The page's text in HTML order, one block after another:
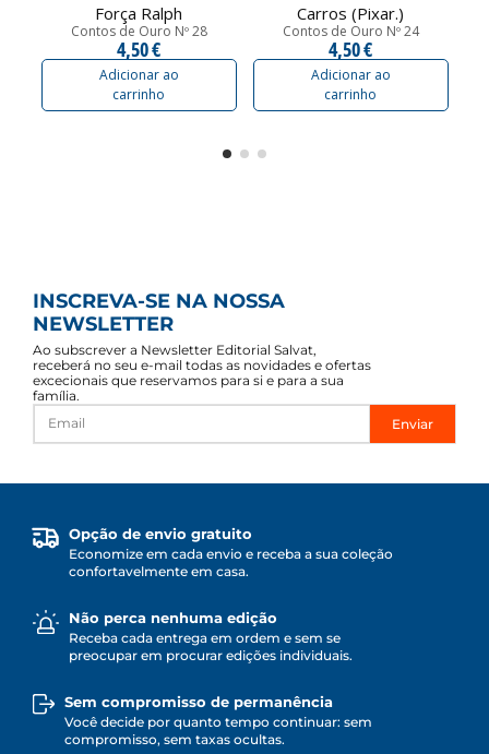
Força Ralph
Contos de Ouro Nº 28
4,50 €
Adicionar ao
carrinho
Carros (Pixar.)
Contos de Ouro Nº 24
4,50 €
Adicionar ao
carrinho
INSCREVA-SE NA NOSSA
NEWSLETTER
Ao subscrever a Newsletter Editorial Salvat,
receberá no seu e-mail todas as novidades e ofertas
excecionais que reservamos para si e para a sua
família.
Enviar
Opção de envio gratuito
Economize em cada envio e receba a sua coleção
confortavelmente em casa.
Não perca nenhuma edição
Receba cada entrega em ordem e sem se
preocupar em procurar edições individuais.
Sem compromisso de permanência
Você decide por quanto tempo continuar: sem
compromisso, sem taxas ocultas.